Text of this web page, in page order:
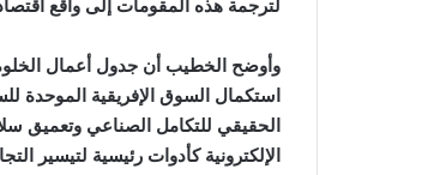
لترجمة هذه المقومات إلى واقع
وأوضح الخطيب أن جدول أعمال الخلوة
استكمال السوق الإفريقية الموحدة
الحقيقي للتكامل الصناعي وتعميق
الإلكترونية كأدوات رئيسية لتيسير